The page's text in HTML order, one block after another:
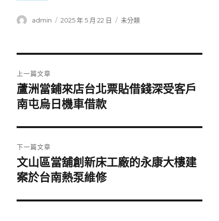
作
admin
發
2025 年 5 月 22 日
分
未分類
章
導
覽
上一篇文章
上
一
文
章:
蘆洲當鋪來店台北票貼借錢深受客戶
南屯烏日機車借款
下一篇文章
下
一
文
文山區當舖創新床工廠的永康大樓建
案於台南熱泵維修